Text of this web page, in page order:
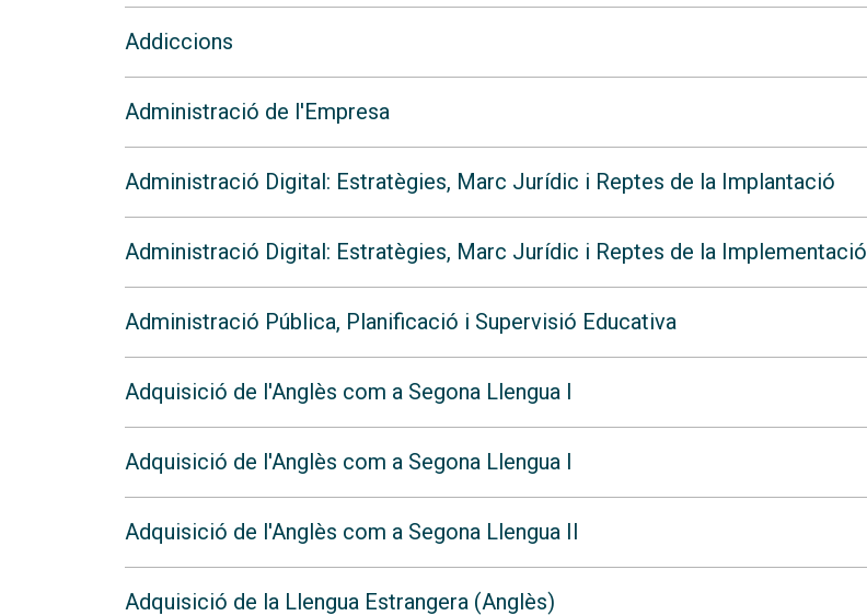
Addiccions
Administració de l'Empresa
Administració Digital: Estratègies, Marc Jurídic i Reptes de la Implantació
Administració Digital: Estratègies, Marc Jurídic i Reptes de la Implementació
Administració Pública, Planificació i Supervisió Educativa
Adquisició de l'Anglès com a Segona Llengua I
Adquisició de l'Anglès com a Segona Llengua I
Adquisició de l'Anglès com a Segona Llengua II
Adquisició de la Llengua Estrangera (Anglès)